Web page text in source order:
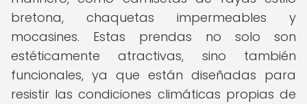
bretona, chaquetas impermeables y
mocasines. Estas prendas no solo son
estéticamente atractivas, sino también
funcionales, ya que están diseñadas para
resistir las condiciones climáticas propias de